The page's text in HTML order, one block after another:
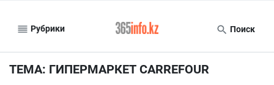
Рубрики Поиск
ТЕМА: ГИПЕРМАРКЕТ CARREFOUR